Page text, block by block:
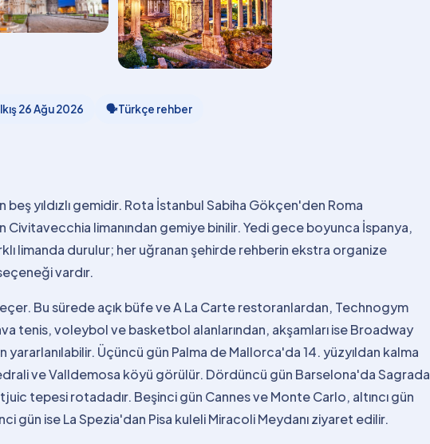
26 Ağu 2026 🗣Türkçe rehber
beş yıldızlı gemidir. Rota İstanbul Sabiha Gökçen'den Roma
Civitavecchia limanından gemiye binilir. Yedi gece boyunca İspanya,
limanda durulur; her uğranan şehirde rehberin ekstra organize
vardır.
Bu sürede açık büfe ve A La Carte restoranlardan, Technogym
tenis, voleybol ve basketbol alanlarından, akşamları ise Broadway
Üçüncü gün Palma de Mallorca'da 14. yüzyıldan kalma
ve Valldemosa köyü görülür. Dördüncü gün Barselona'da Sagrada
tepesi rotadadır. Beşinci gün Cannes ve Monte Carlo, altıncı gün
gün ise La Spezia'dan Pisa kuleli Miracoli Meydanı ziyaret edilir.